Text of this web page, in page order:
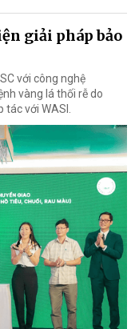
giải pháp bảo
với công nghệ
vàng lá thối rễ do
với WASI.